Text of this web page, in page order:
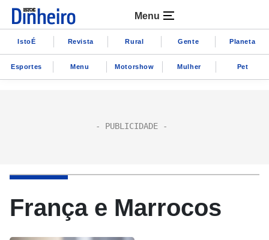
Menu
IstoÉ Revista Rural Gente Planeta
Esportes Menu Motorshow Mulher Pet
França e Marrocos